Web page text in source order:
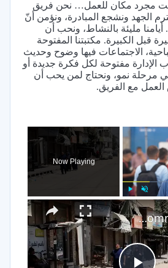
مجرد مكان للعمل… نحن فريق
الجهد ونشجع المبادرة، ونؤمن أنّ
مليئة بالنشاط، ونحب أن
قبل الكبيرة. مكتبتنا المفتوحة
الاجتماعات فيها وضوح وحديث
الإدارة مفتوحة لكل فكرة جديدة أو
في مرحلة نمو، ونحتاج لمن يحب أن
مع الفريق.
Play Unmute
Now Playing
Hamas announces dissolution of government emergency committee in Gaza.